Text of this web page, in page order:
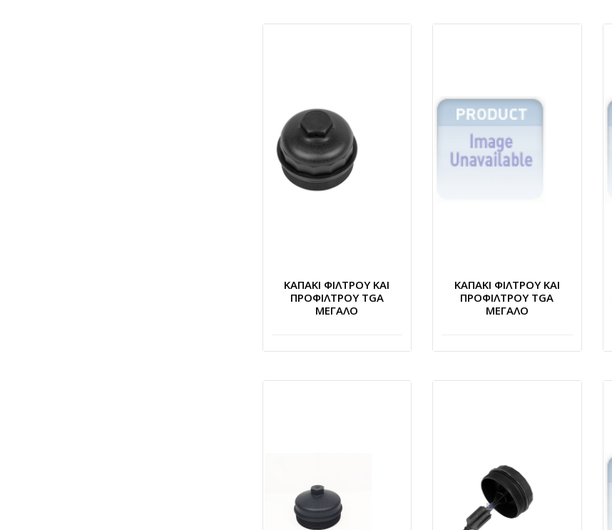
ΚΑΠΑΚΙ ΦΙΛΤΡΟΥ ΚΑΙ
ΠΡΟΦΙΛΤΡΟΥ TGA
ΜΕΓΑΛΟ
ΚΑΠΑΚΙ ΦΙΛΤΡΟΥ ΚΑΙ
ΠΡΟΦΙΛΤΡΟΥ TGA
ΜΕΓΑΛΟ